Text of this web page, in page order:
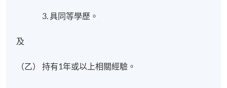
- 企業債權人催收的基本原則
評核
3. 具同等學歷。
及
（乙） 持有1年或以上相關經驗。